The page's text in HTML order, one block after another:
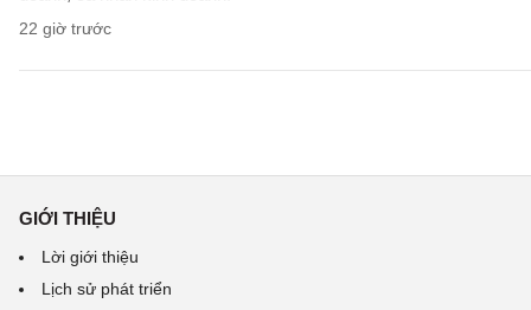
22 giờ trước
GIỚI THIỆU
Lời giới thiệu
Lịch sử phát triển